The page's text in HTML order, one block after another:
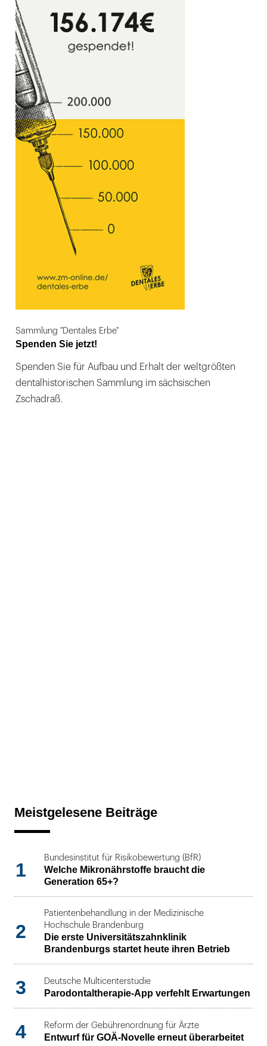
Sammlung "Dentales Erbe"
Spenden Sie jetzt!
Spenden Sie für Aufbau und Erhalt der weltgrößten
dentalhistorischen Sammlung im sächsischen
Zschadraß.
Meistgelesene Beiträge
1
Bundesinstitut für Risikobewertung (BfR)
Welche Mikronährstoffe braucht die
Generation 65+?
2
Patientenbehandlung in der Medizinische
Hochschule Brandenburg
Die erste Universitätszahnklinik
Brandenburgs startet heute ihren Betrieb
3 Deutsche Multicenterstudie
Parodontaltherapie-App verfehlt Erwartungen
4 Reform der Gebührenordnung für Ärzte
Entwurf für GOÄ-Novelle erneut überarbeitet